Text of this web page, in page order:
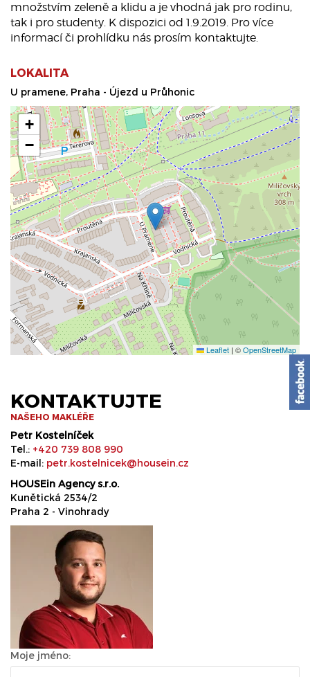
množstvím zeleně a klidu a je vhodná jak pro rodinu,
tak i pro studenty. K dispozici od 1.9.2019. Pro více
informací či prohlídku nás prosím kontaktujte.
LOKALITA
U pramene, Praha - Újezd u Průhonic
+
−
Leaflet | ©OpenStreetMap
KONTAKTUJTE
NAŠEHO MAKLÉŘE
Petr Kostelníček
Tel.: +420 739 808 990
E-mail: petr.kostelnicek@housein.cz
HOUSEin Agency s.r.o.
Kunětická 2534/2
Praha 2 - Vinohrady
Moje jméno: